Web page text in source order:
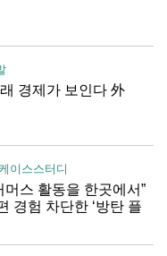
경제가 보인다 外
이스스터디
머스 활동을 한곳에서”
경험 차단한 ‘방탄 플